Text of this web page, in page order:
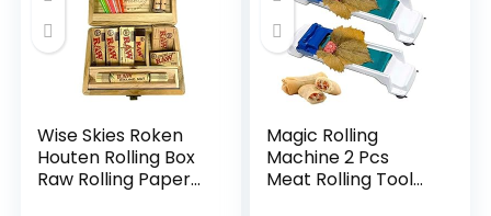
Wise Skies Roken
Houten Rolling Box
Raw Rolling Papers
Magic Rolling
Machine 2 Pcs
Meat Rolling Tool